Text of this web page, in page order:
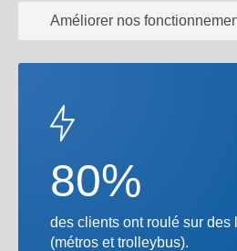
Améliorer nos
80%
des clients ont roulé sur des
(métros et trolleybus).